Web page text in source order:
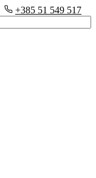
+385 51 549 517